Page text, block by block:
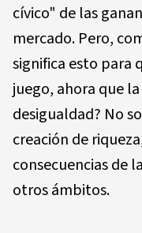
cívico" de las
mercado. Pero,
significa esto para
juego, ahora que
desigualdad? No
creación de
consecuencias de
otros ámbitos.